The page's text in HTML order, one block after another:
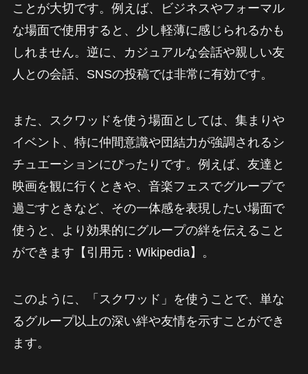
ことが大切です。例えば、ビジネスやフォーマル
な場面で使用すると、少し軽薄に感じられるかも
しれません。逆に、カジュアルな会話や親しい友
人との会話、SNSの投稿では非常に有効です。
また、スクワッドを使う場面としては、集まりや
イベント、特に仲間意識や団結力が強調されるシ
チュエーションにぴったりです。例えば、友達と
映画を観に行くときや、音楽フェスでグループで
過ごすときなど、その一体感を表現したい場面で
使うと、より効果的にグループの絆を伝えること
ができます【引用元：Wikipedia】。
このように、「スクワッド」を使うことで、単な
るグループ以上の深い絆や友情を示すことができ
ます。